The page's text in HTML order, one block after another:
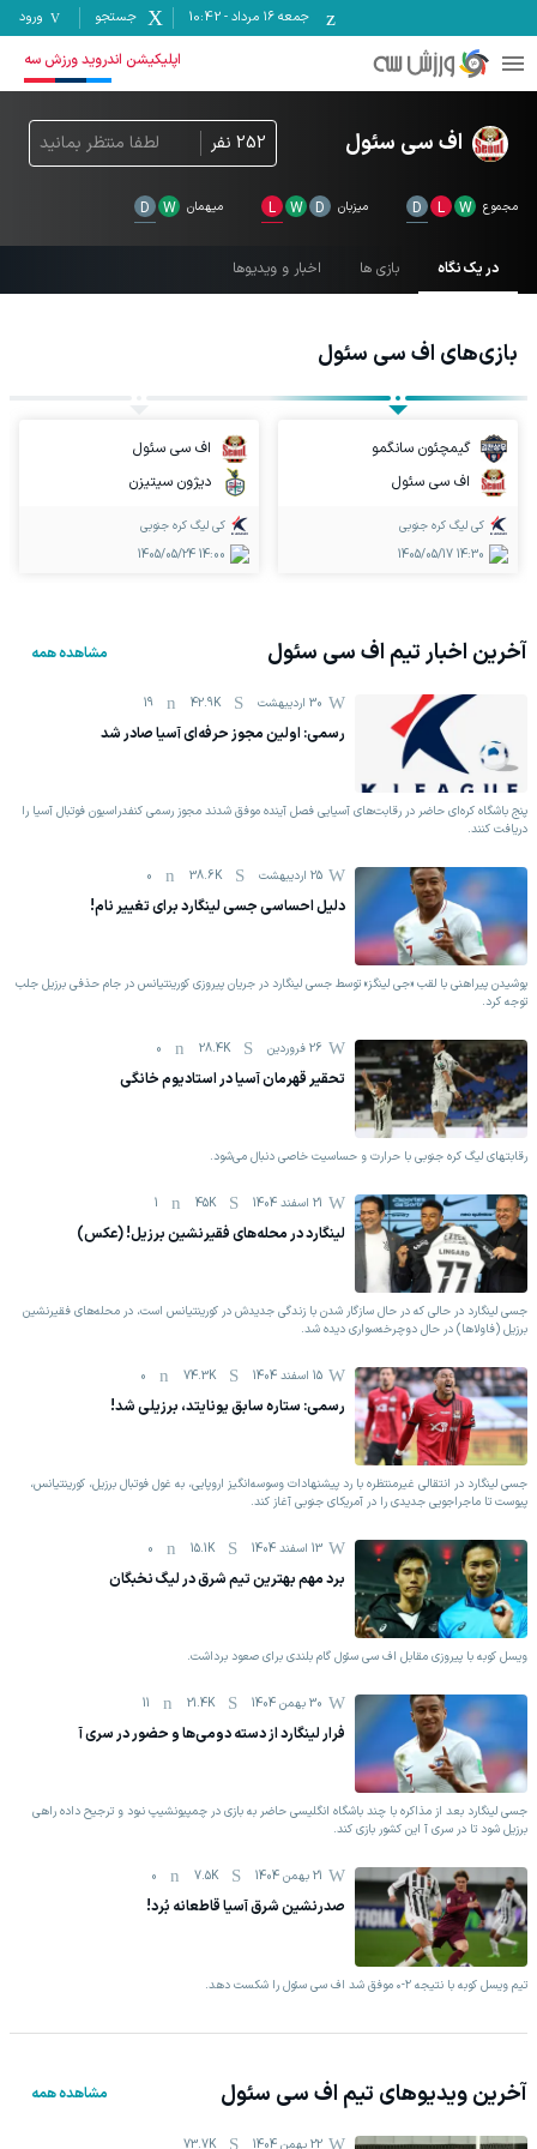
جمعه ۱۶ مرداد -
10:42 جستجو ورود
اپلیکیشن اندروید ورزش سه
اف سی سئول 252 نفر لطفا منتظر بمانید
در یک نگاه بازی ها اخبار و ویدیوها
مجموع W
L
D میزبان D
W
L میهمان W
D
بازی‌های اف سی سئول
گیمچئون سانگمو
اف سی سئول
کی لیگ کره جنوبی
1405/05/17 14:30
اف سی سئول
دیژون سیتیزن
کی لیگ کره جنوبی
1405/05/24 14:00
آخرین اخبار تیم اف سی سئول مشاهده همه
30 اردیبهشت 42.9K
19
رسمی: اولین مجوز حرفه‌ای آسیا صادر شد
پنج باشگاه کره‌ای حاضر در رقابت‌های آسیایی فصل آینده موفق شدند مجوز رسمی کنفدراسیون فوتبال آسیا را
دریافت کنند.
25 اردیبهشت 38.6K
0
دلیل احساسی جسی لینگارد برای تغییر نام!
پوشیدن پیراهنی با لقب «جی لینگز» توسط جسی لینگارد در جریان پیروزی کورینتیانس در جام حذفی برزیل جلب
توجه کرد.
26 فروردين 28.4K
0
تحقیر قهرمان آسیا در استادیوم خانگی
رقابتهای لیگ کره جنوبی با حرارت و حساسیت خاصی دنبال می‌شود.
21 اسفند 1404 45K
1
لینگارد در محله‌های فقیرنشین برزیل! (عکس)
جسی لینگارد در حالی که در حال سازگار شدن با زندگی جدیدش در کورینتیانس است، در محله‌های فقیرنشین
برزیل (فاولاها) در حال دوچرخه‌سواری دیده شد.
15 اسفند 1404 74.3K
0
رسمی: ستاره سابق یونایتد، برزیلی شد!
جسی لینگارد در انتقالی غیرمنتظره با رد پیشنهادات وسوسه‌انگیز اروپایی، به غول فوتبال برزیل، کورینتیانس،
پیوست تا ماجراجویی جدیدی را در آمریکای جنوبی آغاز کند.
13 اسفند 1404 15.1K
0
برد مهم بهترین تیم شرق در لیگ نخبگان
ویسل کوبه با پیروزی مقابل اف سی سئول گام بلندی برای صعود برداشت.
30 بهمن 1404 21.4K
11
فرار لینگارد از دسته دومی‌ها و حضور در سری آ
جسی لینگارد بعد از مذاکره با چند باشگاه انگلیسی حاضر به بازی در چمپیونشیپ نبود و ترجیح داده راهی
برزیل شود تا در سری آ این کشور بازی کند.
21 بهمن 1404 7.5K
0
صدرنشین شرق آسیا قاطعانه بُرد!
تیم ویسل کوبه با نتیجه ۲-۰ موفق شد اف سی سئول را شکست دهد.
آخرین ویدیوهای تیم اف سی سئول مشاهده همه
22 بهمن 1404 73.7K